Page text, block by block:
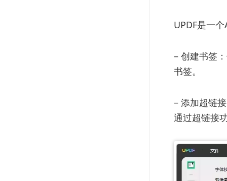
UPDF是一
– 创建书签
书签。
– 添加超链
通过超链接